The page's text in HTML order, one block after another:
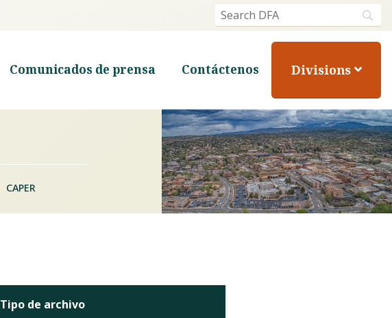
Comunicados de prensa Contáctenos Divisions
CAPER
Tipo de archivo